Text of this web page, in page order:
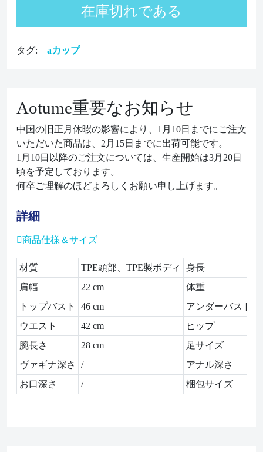
在庫切れである
タグ: aカップ
Aotume重要なお知らせ
中国の旧正月休暇の影響により、1月10日までにご注文
いただいた商品は、2月15日までに出荷可能です。
1月10日以降のご注文については、生産開始は3月20日
頃を予定しております。
何卒ご理解のほどよろしくお願い申し上げます。
詳細
商品仕様＆サイズ
材質 TPE頭部、TPE製ボディ 身長
肩幅
22 cm 体重
トップバスト
46 cm アンダーバスト
ウエスト
42 cm ヒップ
腕長さ
28 cm 足サイズ
ヴァギナ深さ
/ アナル深さ
お口深さ
/ 梱包サイズ